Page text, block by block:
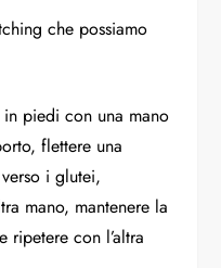
che possiamo
piedi con una mano
flettere una
i glutei,
mano, mantenere la
ripetere con l’altra